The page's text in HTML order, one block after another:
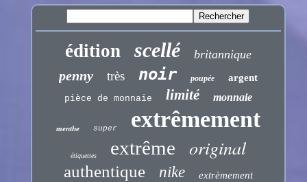
édition scellé britannique
penny très noir poupée argent
pièce de monnaie limité monnaie
menthe super extrêmement
étiquettes extrême original
authentique nike extrèmement